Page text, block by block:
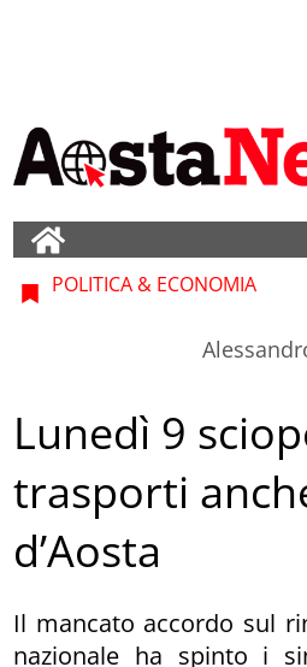
POLITICA & ECONOMIA
Lunedì 9
trasporti
d’Aosta
Il mancato accordo sul
nazionale ha spinto i